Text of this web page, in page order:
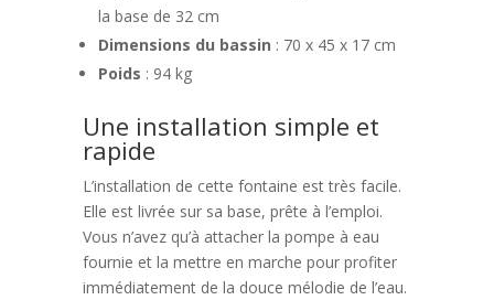
la base de 32 cm
Dimensions du bassin : 70 x 45 x 17 cm
Poids : 94 kg
Une installation simple et
rapide
L’installation de cette fontaine est très facile.
Elle est livrée sur sa base, prête à l’emploi.
Vous n’avez qu’à attacher la pompe à eau
fournie et la mettre en marche pour profiter
immédiatement de la douce mélodie de l’eau.